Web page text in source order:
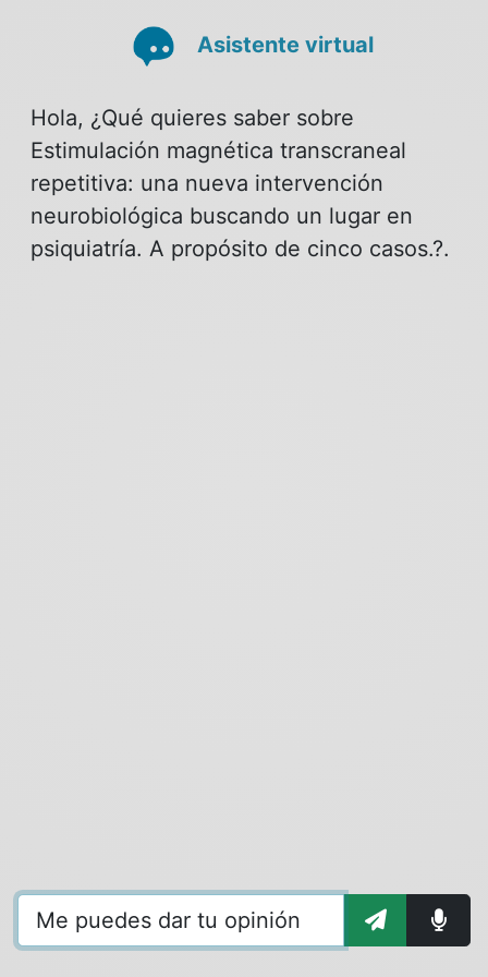
Asistente virtual
Hola, ¿Qué quieres saber sobre
Estimulación magnética transcraneal
repetitiva: una nueva intervención
neurobiológica buscando un lugar en
psiquiatría. A propósito de cinco casos.?.